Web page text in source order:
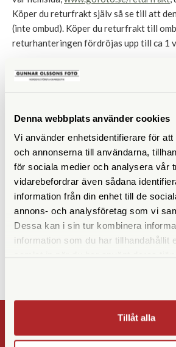
Denna webbplats använder cookies
Vi använder enhetsidentifierare för
och annonserna till användarna,
för sociala medier och analysera vår
vidarebefordrar även sådana
information från din enhet till de
annons- och analysföretag som vi
Dessa kan i sin tur kombinera
information som du har tillhandahållit
Tillåt alla
Köper du returfrakt själv så se till att
(inte ombud). Köper du returfrakt till
returhanteringen fördröjas upp till ca 1
adresseras till:
11726 STOCKHOLM
Vill du hellre komma in till vår butik och
också bra.
ÅNGRAT KÖP
LEVERANS